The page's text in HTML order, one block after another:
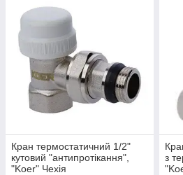
Кран термостатичний 1/2"
кутовий "антипротікання",
"Koer" Чехія
з